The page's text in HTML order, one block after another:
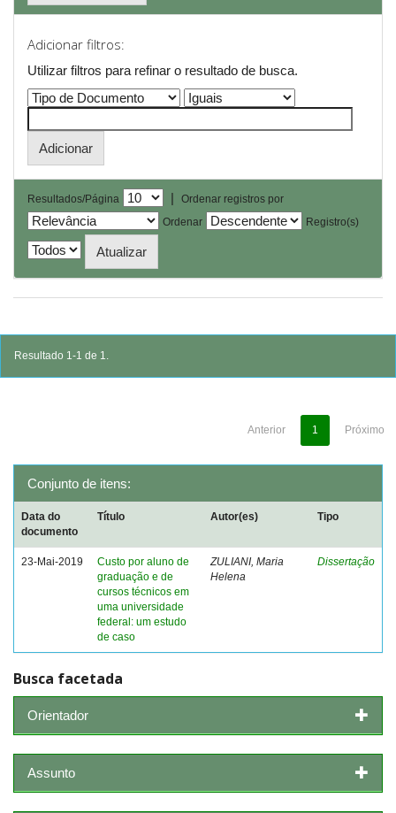
Adicionar filtros:
Utilizar filtros para refinar o resultado de busca.
Resultados/Página |
Ordenar registros por
Ordenar
Registro(s)
Resultado 1-1 de 1.
Anterior 1 Próximo
Conjunto de itens:
Data do
documento
Título Autor(es) Tipo
23-Mai-2019
Custo por aluno de
graduação e de
cursos técnicos em
uma universidade
federal: um estudo
de caso
ZULIANI, Maria
Helena
Dissertação
Busca facetada
Orientador
Assunto